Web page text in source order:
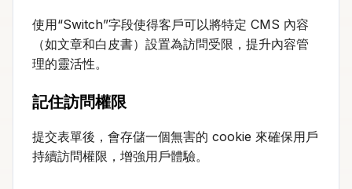
使用“Switch”字段使得客戶可以將特定 CMS 內容
（如文章和白皮書）設置為訪問受限，提升內容管
理的靈活性。
記住訪問權限
提交表單後，會存儲一個無害的 cookie 來確保用戶
持續訪問權限，增強用戶體驗。